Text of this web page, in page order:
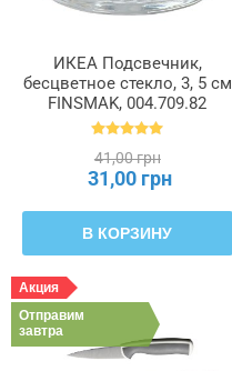
ИКЕА Подсвечник,
бесцветное стекло, 3, 5 см
FINSMAK, 004.709.82
41,00 грн
31,00 грн
В КОРЗИНУ
Акция
Отправим
завтра